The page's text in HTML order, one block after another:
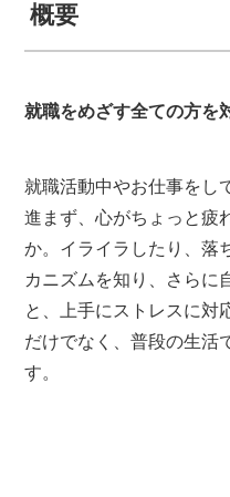
概要
就職をめざす全ての方を
就職活動中やお仕事をし
進まず、心がちょっと疲
か。イライラしたり、落
カニズムを知り、さらに
と、上手にストレスに対
だけでなく、普段の生活
す。